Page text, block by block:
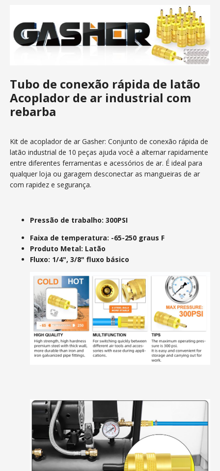
Tubo de conexão rápida de latão
Acoplador de ar industrial com
rebarba
Kit de acoplador de ar Gasher: Conjunto de conexão rápida de
latão industrial de 10 peças ajuda você a alternar rapidamente
entre diferentes ferramentas e acessórios de ar. É ideal para
qualquer loja ou garagem desconectar as mangueiras de ar
com rapidez e segurança.
Pressão de trabalho: 300PSI
Faixa de temperatura: -65-250 graus F
Produto Metal: Latão
Fluxo: 1/4", 3/8" fluxo básico